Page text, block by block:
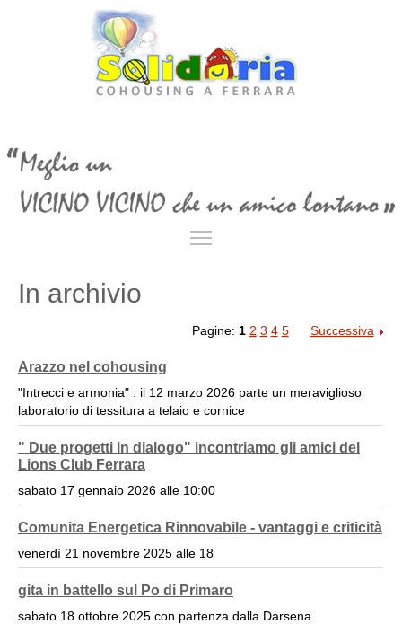
In archivio
Pagine: 1 2 3 4 5 Successiva
Arazzo nel cohousing
"Intrecci e armonia" : il 12 marzo 2026 parte un meraviglioso
laboratorio di tessitura a telaio e cornice
" Due progetti in dialogo" incontriamo gli amici del
Lions Club Ferrara
sabato 17 gennaio 2026 alle 10:00
Comunita Energetica Rinnovabile - vantaggi e criticità
venerdì 21 novembre 2025 alle 18
gita in battello sul Po di Primaro
sabato 18 ottobre 2025 con partenza dalla Darsena